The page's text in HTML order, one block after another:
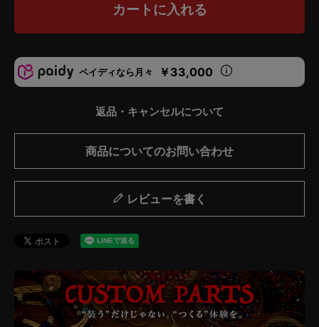
カートに入れる
ペイディなら月々 ￥33,000
返品・キャンセルについて
商品についてのお問い合わせ
レビューを書く